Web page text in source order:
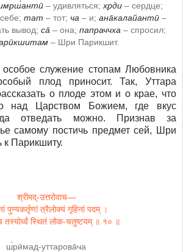
– удивляться; хр̣ди – сердце;
тат – тот; ча – и; ана̄калайантӣ–
вывод; са̄ – она; папраччха – спросил;
– Шри Парикшит.
особое служение стопам Любовника
плод приносит. Так, Уттара
о плоде этом и о крае, что
над Царством Божием, где вкус
отведать можно. Признав за
самому постичь предмет сей, Шри
к Парикшиту.
श्रीमद्-उत्तरोवाच—
पुण्यकर्तृणां त्रैलोक्यं गृहिनां पदम् ।
तस्योर्ध्वं स्थितं लोक-चतुष्टयम् ॥ १० ॥
ш́рӣмад-уттарова̄ча